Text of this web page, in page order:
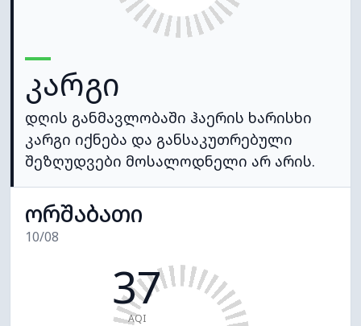
კარგი
დღის განმავლობაში ჰაერის ხარისხი
კარგი იქნება და განსაკუთრებული
შეზღუდვები მოსალოდნელი არ არის.
ორშაბათი
10/08
37
AQI